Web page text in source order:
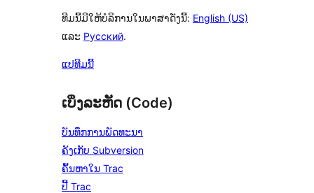
ທີມນີ້ມີໃຫ້ບໍລິການໃນພາສາດັ່ງນີ້: English (US)
ແລະ Русский.
ແປທີມນີ້
ເບິ່ງລະຫັດ (Code)
ບັນທຶກການພັດທະນາ
ຄັງເກັບ Subversion
ຄົ້ນຫາໃນ Trac
ປີ້ Trac